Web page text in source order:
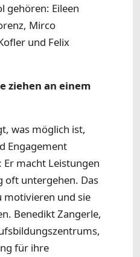
gehören: Eileen
Mirco
und Felix
ziehen an einem
was möglich ist,
Engagement
macht Leistungen
oft untergehen. Das
motivieren und sie
Benedikt Zangerle,
für ihre